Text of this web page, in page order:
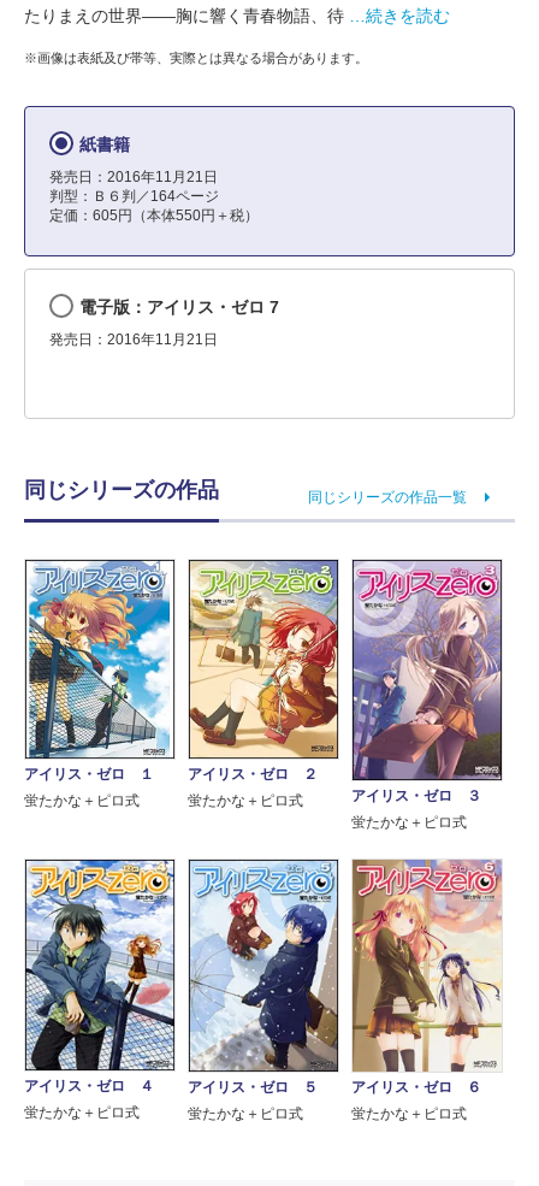
たりまえの世界――胸に響く青春物語、待
…続きを読む
※画像は表紙及び帯等、実際とは異なる場合があります。
紙書籍
発売日：2016年11月21日
判型：Ｂ６判／164ページ
定価：605円（本体550円＋税）
電子版：アイリス・ゼロ 7
発売日：2016年11月21日
同じシリーズの作品 同じシリーズの作品一覧
アイリス・ゼロ １
蛍たかな＋ピロ式
アイリス・ゼロ ２
蛍たかな＋ピロ式
アイリス・ゼロ ３
蛍たかな＋ピロ式
アイリス・ゼロ ４
蛍たかな＋ピロ式
アイリス・ゼロ ５
蛍たかな＋ピロ式
アイリス・ゼロ ６
蛍たかな＋ピロ式